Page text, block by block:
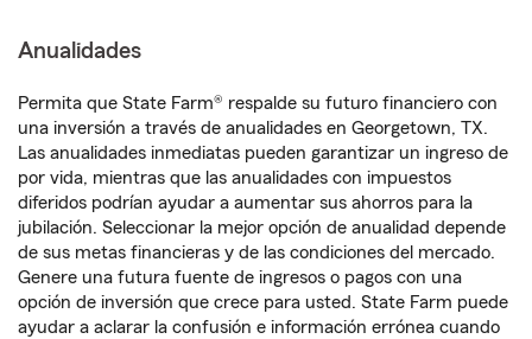
Anualidades
Permita que State Farm® respalde su futuro financiero con
una inversión a través de anualidades en Georgetown, TX.
Las anualidades inmediatas pueden garantizar un ingreso de
por vida, mientras que las anualidades con impuestos
diferidos podrían ayudar a aumentar sus ahorros para la
jubilación. Seleccionar la mejor opción de anualidad depende
de sus metas financieras y de las condiciones del mercado.
Genere una futura fuente de ingresos o pagos con una
opción de inversión que crece para usted. State Farm puede
ayudar a aclarar la confusión e información errónea cuando